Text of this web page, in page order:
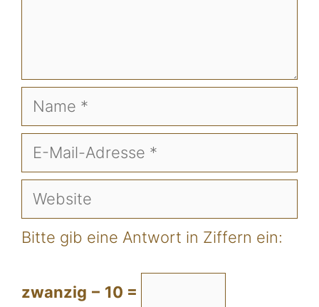
Name
E-
Mail-
Adresse
Website
Bitte gib eine Antwort in Ziffern ein:
zwanzig − 10 =